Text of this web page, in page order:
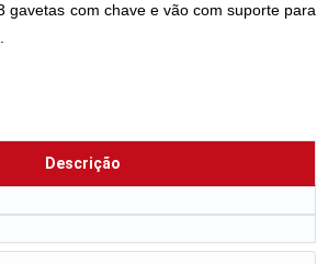
gavetas com chave e vão com suporte para
Descrição